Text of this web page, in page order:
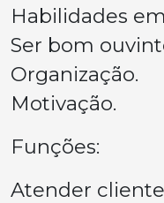
Habilidades
Ser bom
Organização.
Motivação.
Funções:
Atender